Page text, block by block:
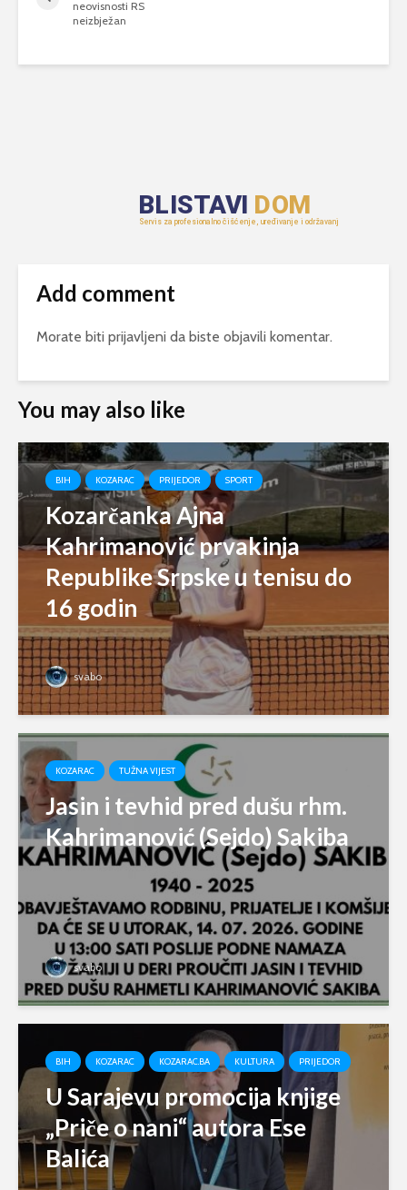
neovisnosti RS
neizbježan
Add comment
Morate biti prijavljeni da biste objavili komentar.
You may also like
BIH KOZARAC PRIJEDOR SPORT
Kozarčanka Ajna
Kahrimanović prvakinja
Republike Srpske u tenisu do
16 godin
svabo
KOZARAC TUŽNA VIJEST
Jasin i tevhid pred dušu rhm.
Kahrimanović (Sejdo) Sakiba
svabo
BIH KOZARAC KOZARAC.BA KULTURA PRIJEDOR
U Sarajevu promocija knjige
„Priče o nani“ autora Ese
Balića